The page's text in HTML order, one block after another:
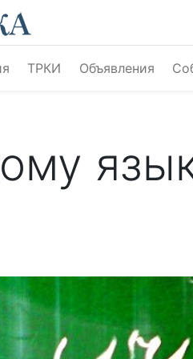
ТРКИ Объявления